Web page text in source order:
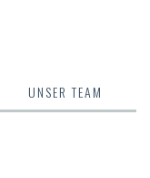
UNSER TEAM